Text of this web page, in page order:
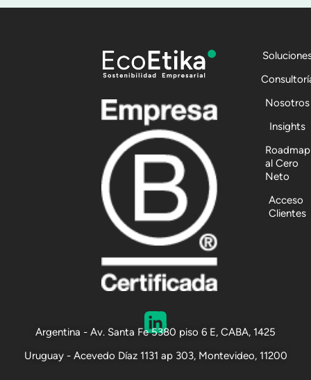
Nosotros
Insights
Roadmap
al Cero
Neto
Acceso
Clientes
Argentina - Av. Santa Fe 5380 piso 6 E, CABA, 1425
Uruguay - Acevedo Díaz 1131 ap 303, Montevideo, 11200